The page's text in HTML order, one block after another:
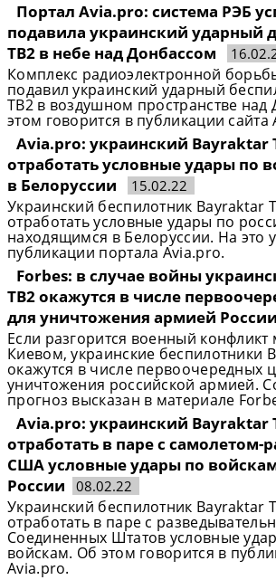
Портал Avia.pro: система РЭБ
подавила украинский ударный
TB2 в небе над Донбассом
Комплекс радиоэлектронной
подавил украинский ударный
TB2 в воздушном пространстве
этом говорится в публикации сайта
Avia.pro: украинский Bayraktar
отработать условные удары по
в Белоруссии
15.02.22
Украинский беспилотник Bayraktar
отработать условные удары по
находящимся в Белоруссии. На это
публикации портала Avia.pro.
Forbes: в случае войны
TB2 окажутся в числе
для уничтожения армией России
Если разгорится военный
Киевом, украинские беспилотники
окажутся в числе первоочередных
уничтожения российской армией.
прогноз высказан в материале
Avia.pro: украинский Bayraktar
отработать в паре с самолетом-
США условные удары по
России
08.02.22
Украинский беспилотник Bayraktar
отработать в паре с
Соединенных Штатов условные
войскам. Об этом говорится в
Avia.pro.